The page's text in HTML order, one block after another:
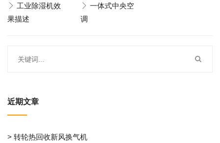
工业除湿机效
果描述
一体式中央空
调
近期文章
> 转轮热回收新风换气机